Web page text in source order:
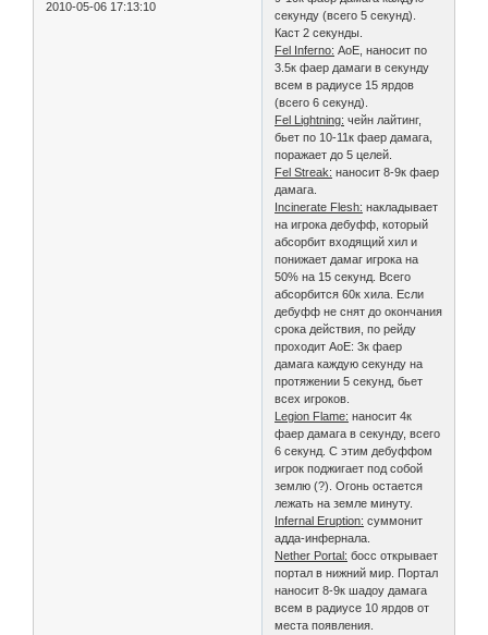
2010-05-06 17:13:10
секунду (всего 5 секунд).
Каст 2 секунды.
Fel Inferno: АоЕ, наносит по
3.5к фаер дамаги в секунду
всем в радиусе 15 ярдов
(всего 6 секунд).
Fel Lightning: чейн лайтинг,
бьет по 10-11к фаер дамага,
поражает до 5 целей.
Fel Streak: наносит 8-9к фаер
дамага.
Incinerate Flesh: накладывает
на игрока дебуфф, который
абсорбит входящий хил и
понижает дамаг игрока на
50% на 15 секунд. Всего
абсорбится 60к хила. Если
дебуфф не снят до окончания
срока действия, по рейду
проходит АоЕ: 3к фаер
дамага каждую секунду на
протяжении 5 секунд, бьет
всех игроков.
Legion Flame: наносит 4к
фаер дамага в секунду, всего
6 секунд. С этим дебуффом
игрок поджигает под собой
землю (?). Огонь остается
лежать на земле минуту.
Infernal Eruption: суммонит
адда-инфернала.
Nether Portal: босс открывает
портал в нижний мир. Портал
наносит 8-9к шадоу дамага
всем в радиусе 10 ярдов от
места появления.